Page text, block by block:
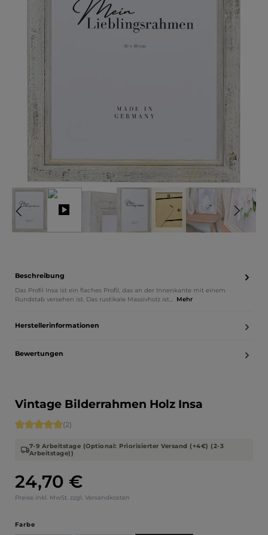
Beschreibung
Das Profil Insa ist ein flaches Profil, das an der Innenkante mit einem
Rundstab versehen ist. Das rustikale Massivholz ist… Mehr
Herstellerinformationen
Bewertungen
Vintage Bilderrahmen Holz Insa
Regulärer Preis:
24,70 €
Preise inkl. MwSt. zzgl. Versandkosten
Durchschnittliche Bewertung von 5 von 5 Sternen
(2)
7-9 Arbeitstage (Optional: Priorisierter Versand (+4€) (2-3
Arbeitstage))
Farbeauswählen